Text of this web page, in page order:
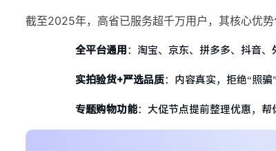
截至2025年，高省已服务超千万用户，其核心优势
全平台通用 ：淘宝、京东、拼多多、抖音、
实拍验货+严选品质：内容真实，拒绝“照骗”
专题购物功能：大促节点提前整理优惠，帮